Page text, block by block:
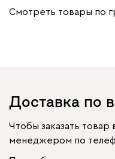
Смотреть товары по
Доставка по
Чтобы заказать товар
менеджером по